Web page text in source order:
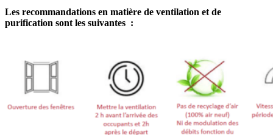
Les recommandations en matière de ventilation et de
purification sont les suivantes :